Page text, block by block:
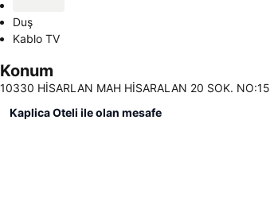
Duş
Kablo TV
Konum
10330 HİSARLAN MAH HİSARALAN 20 SOK.
Kaplica Oteli ile olan mesafe